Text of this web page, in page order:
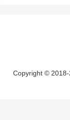
Copyright © 2018-